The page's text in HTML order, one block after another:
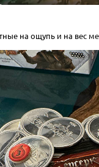
на ощупь и на вес